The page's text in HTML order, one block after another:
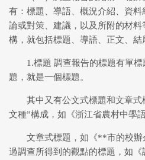
有：標題、導語、概況介紹、資
論或對策、建議，以及所附的材
構，就包括標題、導語、正文、結
1.標題 調查報告的標題有單
題，就是一個標題。
其中又有公文式標題和文章
文種”構成，如《浙江省農村中學
文章式標題，如《**市的校辦
過調查所得到的觀點的標題，如